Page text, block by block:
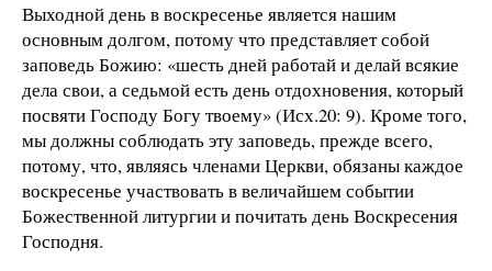
Выходной день в воскресенье является нашим
основным долгом, потому что представляет собой
заповедь Божию: «шесть дней работай и делай всякие
дела свои, а седьмой есть день отдохновения, который
посвяти Господу Богу твоему» (Исх.20: 9). Кроме того,
мы должны соблюдать эту заповедь, прежде всего,
потому, что, являясь членами Церкви, обязаны каждое
воскресенье участвовать в величайшем событии
Божественной литургии и почитать день Воскресения
Господня.